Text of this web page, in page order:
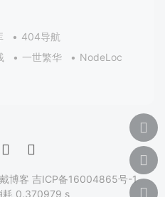
404导航
一世繁华
NodeLoc
博客 吉ICP备16004865号-1
耗 0.370979 s